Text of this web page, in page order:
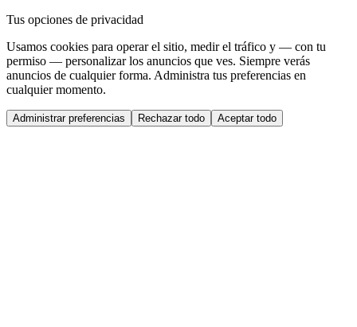
Tus opciones de privacidad
Usamos cookies para operar el sitio, medir el tráfico y — con tu
permiso — personalizar los anuncios que ves. Siempre verás
anuncios de cualquier forma. Administra tus preferencias en
cualquier momento.
Administrar preferencias Rechazar todo Aceptar todo